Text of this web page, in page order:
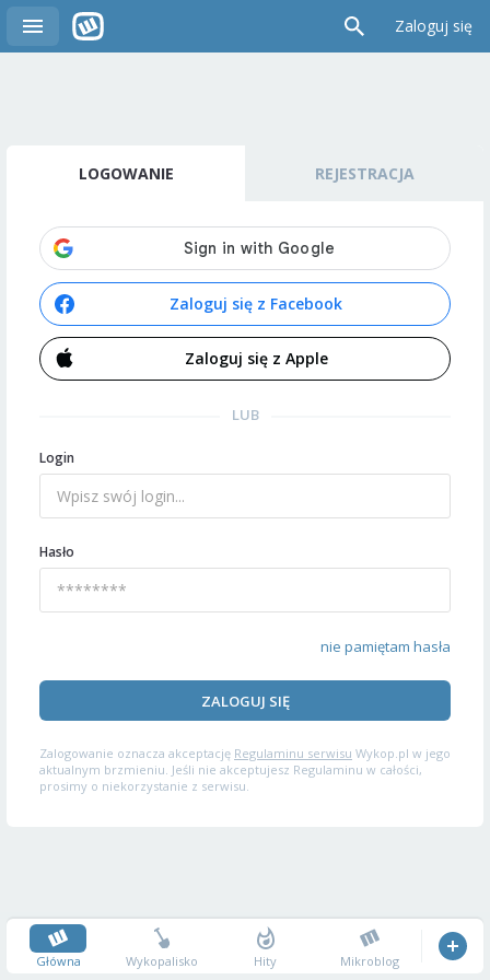
Zaloguj się
LOGOWANIE REJESTRACJA
Zaloguj się z Facebook
Zaloguj się z Apple
LUB
Login
Hasło
nie pamiętam hasła
ZALOGUJ SIĘ
Zalogowanie oznacza akceptację Regulaminu serwisu Wykop.pl w jego
aktualnym brzmieniu. Jeśli nie akceptujesz Regulaminu w całości,
prosimy o niekorzystanie z serwisu.
Główna Wykopalisko Hity Mikroblog